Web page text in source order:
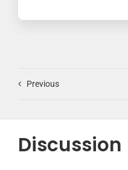
Previous
Discussion